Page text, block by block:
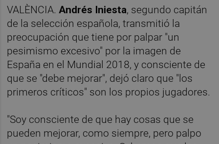
VALÈNCIA.Andrés Iniesta, segundo capitán
de la selección española, transmitió la
preocupación que tiene por palpar "un
pesimismo excesivo" por la imagen de
España en el Mundial 2018, y consciente de
que se "debe mejorar", dejó claro que "los
primeros críticos" son los propios jugadores.
"Soy consciente de que hay cosas que se
pueden mejorar, como siempre, pero palpo